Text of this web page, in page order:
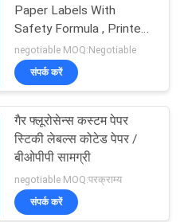
Sachets
Paper Labels With
Safety Formula , Printed
Labels On Rolls
negotiable MOQ:Negotiable
संपर्क करें
गैर फ्लूरोसेन्स कस्टम पेपर
स्टिकी लेबल्स कोटेड पेपर /
बीओपीपी सामग्री
negotiable MOQ:परक्राम्य
संपर्क करें